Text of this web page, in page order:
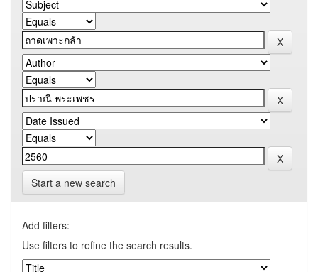
Start a new search
Add filters:
Use filters to refine the search results.